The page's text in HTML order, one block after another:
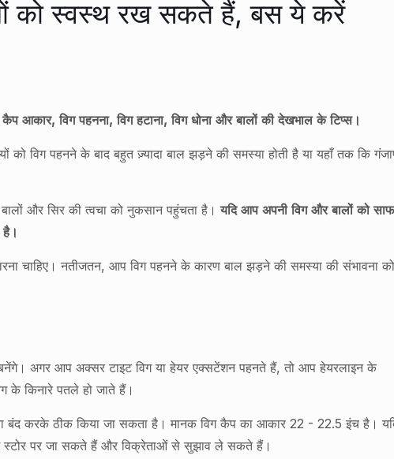
को स्वस्थ रख सकते हैं, बस ये करें
आकार, विग पहनना, विग हटाना, विग धोना और बालों की देखभाल के टिप्स।
को विग पहनने के बाद बहुत ज़्यादा बाल झड़ने की समस्या होती है या यहाँ तक कि
और सिर की त्वचा को नुकसान पहुंचता है।यदि आप अपनी विग और बालों को
चाहिए। नतीजतन, आप विग पहनने के कारण बाल झड़ने की समस्या की
अगर आप अक्सर टाइट विग या हेयर एक्सटेंशन पहनते हैं, तो आप हेयरलाइन के
के किनारे पतले हो जाते हैं।
बंद करके ठीक किया जा सकता है। मानक विग कैप का आकार 22 - 22.5 इंच है।
पर जा सकते हैं और विक्रेताओं से सुझाव ले सकते हैं।